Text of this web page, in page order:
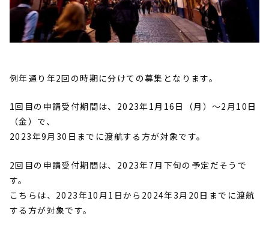
例年通り年2回の時期に分けての募集となります。
1回目の申請受付期間は、2023年1月16日（月）～2月10日
（金）で、
2023年9月30日までに渡航する方が対象です。
2回目の申請受付期間は、2023年7月下旬の予定だそうで
す。
こちらは、2023年10月1日から2024年3月20日までに渡航
する方が対象です。